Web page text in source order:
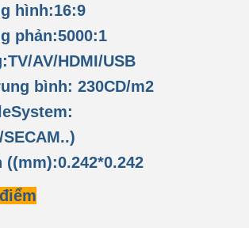
hình:16:9
phản:5000:1
AV/HDMI/USB
bình: 230CD/m2
SECAM..)